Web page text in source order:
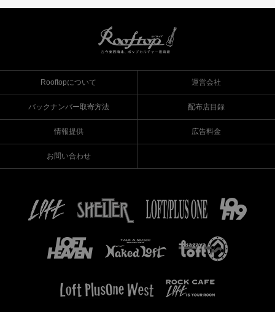
Rooftopについて 運営会社
バックナンバー取寄方法 配布店目録
情報提供 広告料金
お問い合わせ